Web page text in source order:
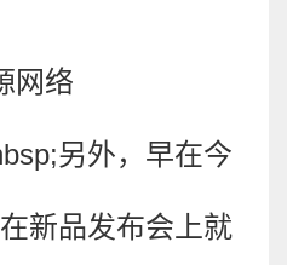
网络
另外，早在今
新品发布会上就